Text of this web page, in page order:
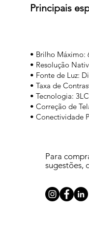
Principais
• Brilho Máximo:
• Resolução
• Fonte de Luz:
• Taxa de
• Tecnologia:
• Correção de
• Conectividade
Para
sugestões,